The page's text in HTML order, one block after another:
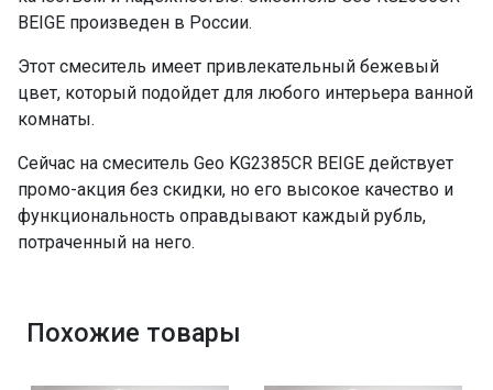
BEIGE произведен в России.
Этот смеситель имеет привлекательный бежевый
цвет, который подойдет для любого интерьера ванной
комнаты.
Сейчас на смеситель Geo KG2385CR BEIGE действует
промо-акция без скидки, но его высокое качество и
функциональность оправдывают каждый рубль,
потраченный на него.
Похожие товары